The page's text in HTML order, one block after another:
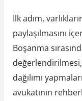
İlk adım,
paylaşılmasını
Boşanma
dağılımı
avukatının